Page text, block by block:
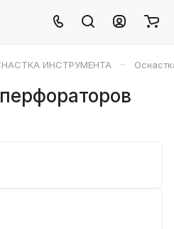
ИНСТРУМЕНТА –